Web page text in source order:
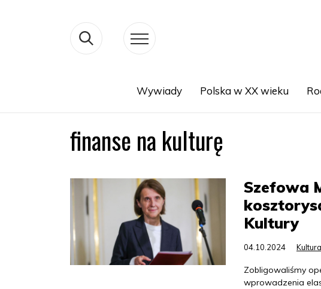
Wywiady Polska w XX wieku
finanse na kulturę
Szefowa
Kultury
04.10.2024
Zobligowaliśmy
wprowadzenia